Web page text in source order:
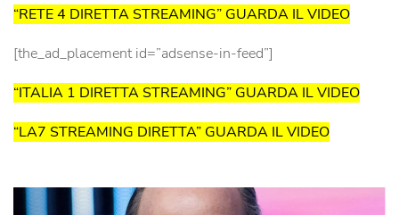
“RETE 4 DIRETTA STREAMING” GUARDA IL VIDEO
[the_ad_placement id=”adsense-in-feed”]
“ITALIA 1 DIRETTA STREAMING” GUARDA IL VIDEO
“LA7 STREAMING DIRETTA” GUARDA IL VIDEO